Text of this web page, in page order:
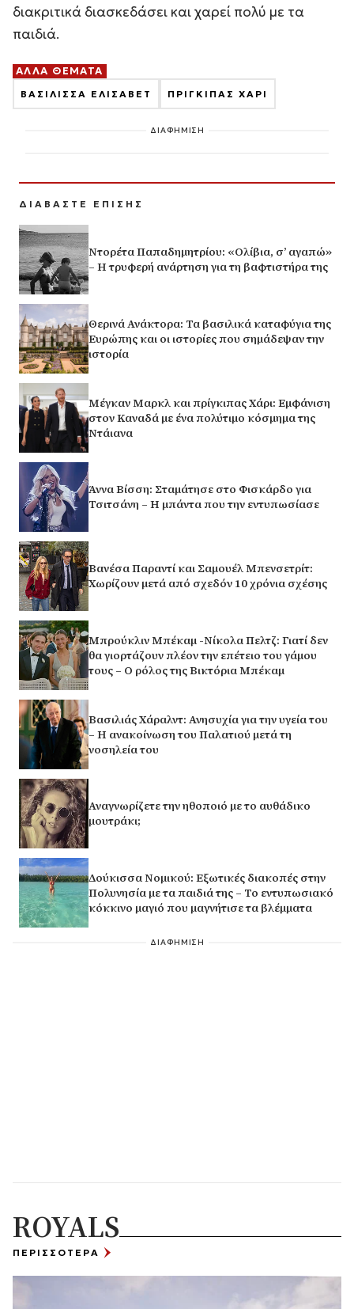
διακριτικά διασκεδάσει και χαρεί πολύ με τα
παιδιά.
ΑΛΛΑ ΘΕΜΑΤΑ
ΒΑΣΙΛΙΣΣΑ ΕΛΙΣΑΒΕΤ ΠΡΙΓΚΙΠΑΣ ΧΑΡΙ
ΔΙΑΦΗΜΙΣΗ
ΔΙΑΒΑΣΤΕ ΕΠΙΣΗΣ
Ντορέτα Παπαδημητρίου: «Ολίβια, σ’ αγαπώ»
– Η τρυφερή ανάρτηση για τη βαφτιστήρα της
Θερινά Ανάκτορα: Τα βασιλικά καταφύγια της
Ευρώπης και οι ιστορίες που σημάδεψαν την
ιστορία
Μέγκαν Μαρκλ και πρίγκιπας Χάρι: Εμφάνιση
στον Καναδά με ένα πολύτιμο κόσμημα της
Ντάιανα
Άννα Βίσση: Σταμάτησε στο Φισκάρδο για
Τσιτσάνη – Η μπάντα που την εντυπωσίασε
Βανέσα Παραντί και Σαμουέλ Μπενσετρίτ:
Χωρίζουν μετά από σχεδόν 10 χρόνια σχέσης
Μπρούκλιν Μπέκαμ -Νίκολα Πελτζ: Γιατί δεν
θα γιορτάζουν πλέον την επέτειο του γάμου
τους – Ο ρόλος της Βικτόρια Μπέκαμ
Βασιλιάς Χάραλντ: Ανησυχία για την υγεία του
– Η ανακοίνωση του Παλατιού μετά τη
νοσηλεία του
Αναγνωρίζετε την ηθοποιό με το αυθάδικο
μουτράκι;
Δούκισσα Νομικού: Εξωτικές διακοπές στην
Πολυνησία με τα παιδιά της – Το εντυπωσιακό
κόκκινο μαγιό που μαγνήτισε τα βλέμματα
ΔΙΑΦΗΜΙΣΗ
ROYALS
ΠΕΡΙΣΣΟΤΕΡΑ